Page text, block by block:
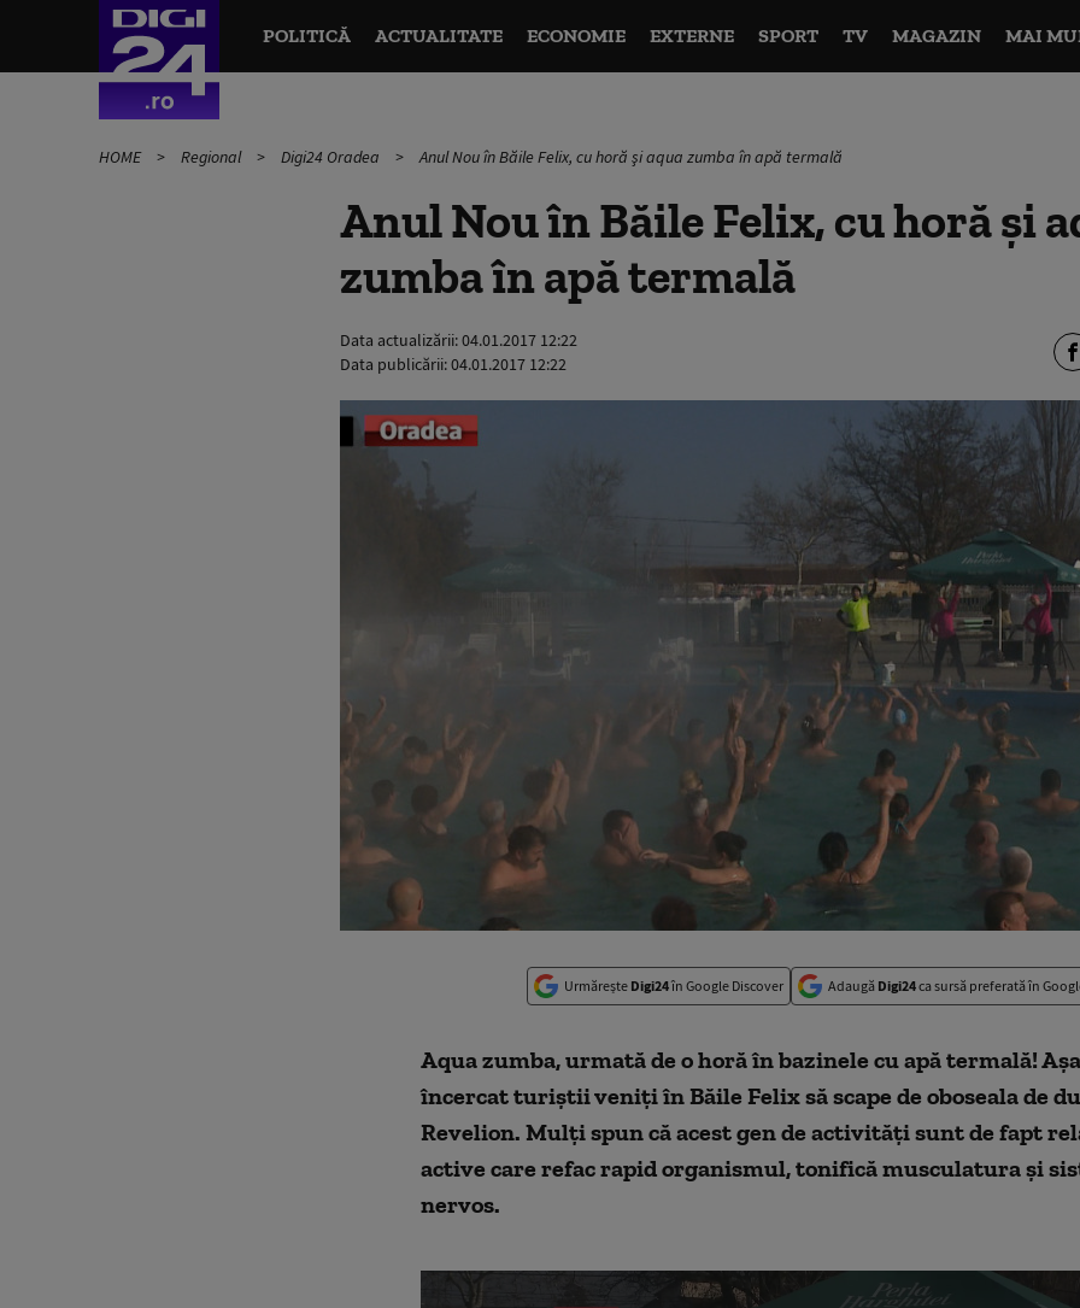
POLITICĂ ACTUALITATE ECONOMIE EXTERNE SPORT TV MAGAZIN MAI
HOME Regional Digi24 Oradea Anul Nou în Băile Felix, cu horă şi aqua zumba în apă termală
Anul Nou în Băile Felix, cu horă şi
zumba în apă termală
Data actualizării:04.01.2017 12:22
Data publicării:04.01.2017 12:22
Urmărește Digi24în Google Discover Adaugă Digi24ca sursă preferată în
Aqua zumba, urmată de o horă în bazinele cu apă termală!
încercat turiștii veniți în Băile Felix să scape de oboseala de
Revelion. Mulți spun că acest gen de activități sunt de fapt
active care refac rapid organismul, tonifică musculatura și
nervos.